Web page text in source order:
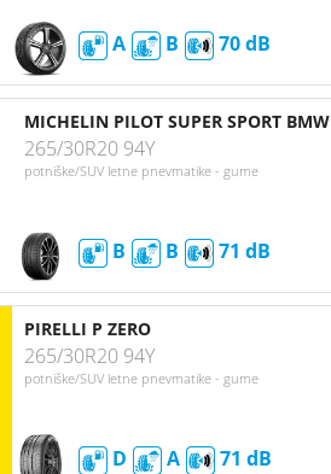
A B 70
MICHELIN PILOT SUPER SPORT BMW
265/30R20 94Y
potniške/SUV letne pnevmatike - gume
B B 71
PIRELLI P ZERO
265/30R20 94Y
potniške/SUV letne pnevmatike - gume
D A 71